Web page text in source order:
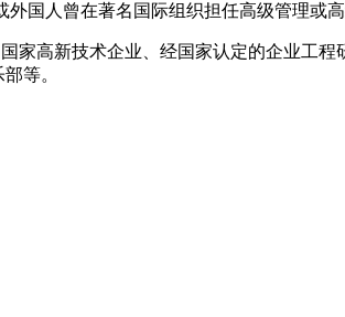
国人曾在著名国际组织担任高级管理或高
家高新技术企业、经国家认定的企业工
等。